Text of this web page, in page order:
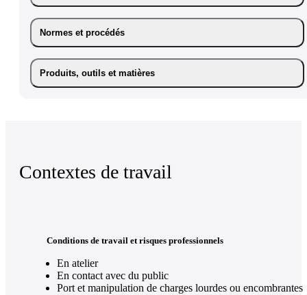
Normes et procédés
Produits, outils et matières
Contextes de travail
Conditions de travail et risques professionnels
En atelier
En contact avec du public
Port et manipulation de charges lourdes ou encombrantes